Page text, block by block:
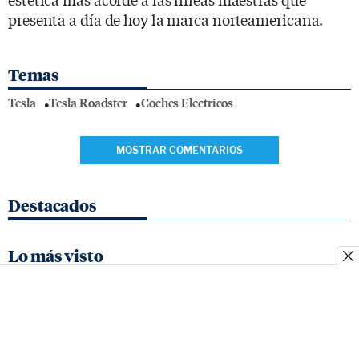
presenta a día de hoy la marca norteamericana.
Temas
Tesla Tesla Roadster Coches Eléctricos
MOSTRAR COMENTARIOS
Destacados
Lo más visto